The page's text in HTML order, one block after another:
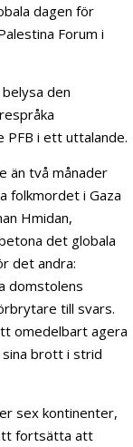
dagen för
Forum i
den
PFB i ett uttalande.
än två månader
folkmordet i Gaza
Hmidan,
det globala
det andra:
domstolens
till svars.
omedelbart agera
brott i strid
sex kontinenter,
fortsätta att